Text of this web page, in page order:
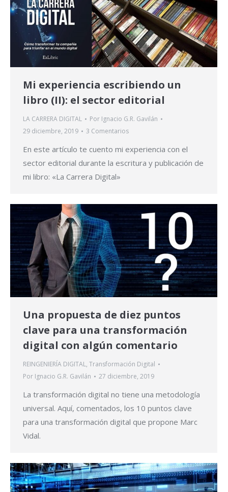
Mi experiencia escribiendo un
libro (II): el sector editorial
LA CARRERA DIGITAL Por Ignacio G.R. Gavilán
29 diciembre, 2019
3 Comentarios
En este artículo te cuento mi experiencia con el
sector editorial durante la escritura y publicación de
mi libro: «La Carrera Digital»
Una propuesta de diez puntos
clave para una transformación
digital con algún comentario
REINGENIERÍA DIGITAL, Transformación Digital
Por Ignacio G.R. Gavilán 27 diciembre, 2019
La transformación digital no tiene una metodología
universal. Aquí, comentados, los 10 puntos clave
para una transformación digital que propone Marc
Vidal.